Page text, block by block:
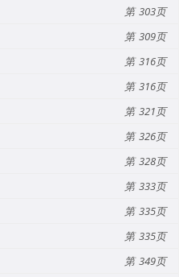
303
309
316
316
321
326
328
333
335
335
349